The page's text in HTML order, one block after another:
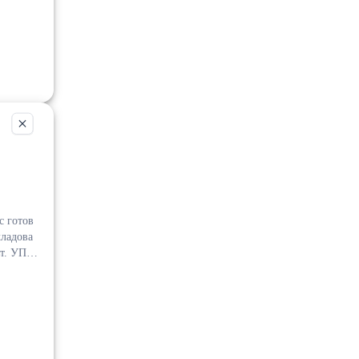
кв.м. ,
УПИ
на
за
!!!